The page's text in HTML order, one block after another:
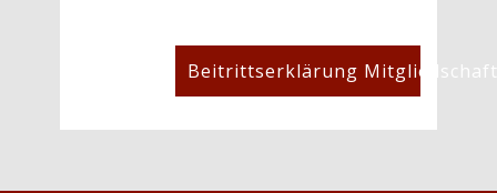
Beitrittserklärung Mitgliedschaft